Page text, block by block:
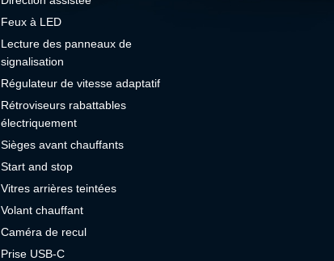
Feux à LED
Lecture des panneaux de
signalisation
Régulateur de vitesse adaptatif
Rétroviseurs rabattables
électriquement
Sièges avant chauffants
Start and stop
Vitres arrières teintées
Volant chauffant
Caméra de recul
Prise USB-C